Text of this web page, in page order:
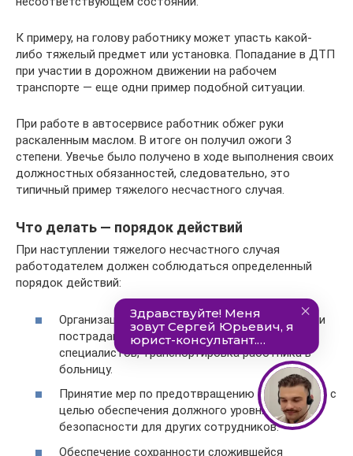
К примеру, на голову работнику может упасть какой-
либо тяжелый предмет или установка. Попадание в ДТП
при участии в дорожном движении на рабочем
транспорте — еще одни пример подобной ситуации.
При работе в автосервисе работник обжег руки
раскаленным маслом. В итоге он получил ожоги 3
степени. Увечье было получено в ходе выполнения своих
должностных обязанностей, следовательно, это
типичный пример тяжелого несчастного случая.
Что делать — порядок действий
При наступлении тяжелого несчастного случая
работодателем должен соблюдаться определенный
порядок действий:
Организация неотложной медицинской помощи
пострадавшему сотруднику, вызов
специалистов, транспортировка работника в
больницу.
Принятие мер по предотвращению развития ЧС с
целью обеспечения должного уровня
безопасности для других сотрудников.
Обеспечение сохранности сложившейся